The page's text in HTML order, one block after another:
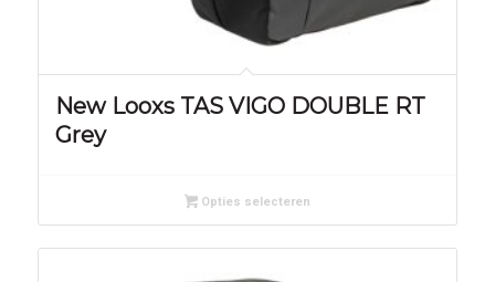
New Looxs TAS VIGO DOUBLE RT
Grey
Opties selecteren